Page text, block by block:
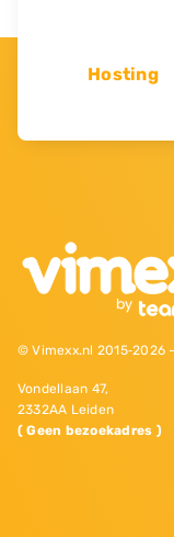
Hosting
© Vimexx.nl
Vondellaan 47,
2332AA Leiden
( Geen bezoekadres )